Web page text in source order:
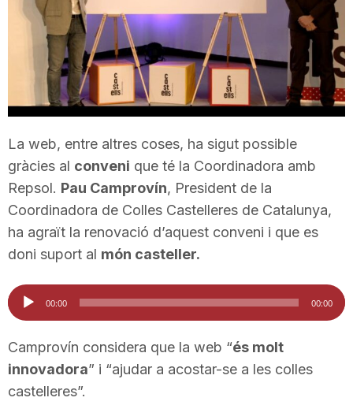
e
T
a
r
g
o
La web, entre altres coses, ha sigut possible
gràcies al conveni que té la Coordinadora amb
Repsol. Pau Camprovín, President de la
Coordinadora de Colles Castelleres de Catalunya,
ha agraït la renovació d’aquest conveni i que es
doni suport al món casteller.
Reproductor
d'àudio
00:00 00:00
Camprovín considera que la web “és molt
innovadora” i “ajudar a acostar-se a les colles
castelleres”.